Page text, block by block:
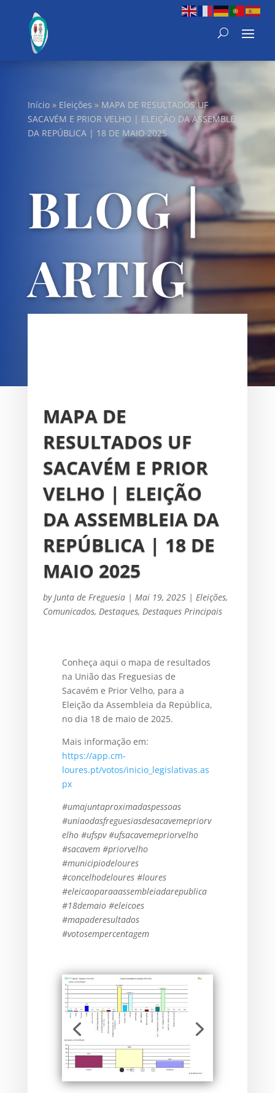
Início» Eleições » MAPA DE RESULTADOS UF
SACAVÉM E PRIOR VELHO | ELEIÇÃO DA ASSEMBLEIA
DA REPÚBLICA | 18 DE MAIO 2025
BLOG |
ARTIG
UNIÃO DAS FREGUESIAS DE
MAPA DE
RESULTADOS UF
SACAVÉM E PRIOR
VELHO | ELEIÇÃO
DA ASSEMBLEIA DA
REPÚBLICA | 18 DE
MAIO 2025
by Junta de Freguesia| Mai 19, 2025| Eleições,
Comunicados, Destaques, Destaques Principais
Conheça aqui o mapa de resultados
na União das Freguesias de
Sacavém e Prior Velho, para a
Eleição da Assembleia da República,
no dia 18 de maio de 2025.
Mais informação em:
https://app.cm-
loures.pt/votos/inicio_legislativas.as
px
#umajuntaproximadaspessoas
#uniaodasfreguesiasdesacavemepriorv
elho #ufspv #ufsacavemepriorvelho
#sacavem #priorvelho
#municipiodeloures
#concelhodeloures #loures
#eleicaoparaaassembleiadarepublica
#18demaio #eleicoes
#mapaderesultados
#votosempercentagem